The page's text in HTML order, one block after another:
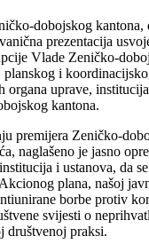
dobojskog kantona,
prezentacija
Vlade Zeničko-
planskog i
uprave,
kantona.
premijera Zeničko-
naglašeno je jasno
i ustanova, da
plana, našoj
borbe protiv
svijesti o
društvenoj praksi.